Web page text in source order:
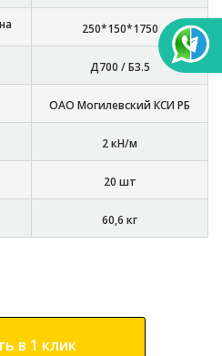
250*150*1750
Д700 / Б3.5
ОАО Могилевский КСИ РБ
2 кН/м
20 шт
60,6 кг
в 1 клик